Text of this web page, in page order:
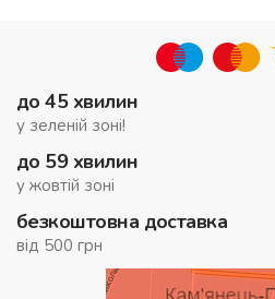
до 45 хвилин
у зеленій зоні!
до 59 хвилин
у жовтій зоні
безкоштовна доставка
від 500 грн